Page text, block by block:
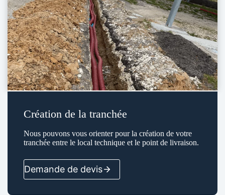
Création de la tranchée
Nous pouvons vous orienter pour la création de votre
tranchée entre le local technique et le point de livraison.
Demande de devis